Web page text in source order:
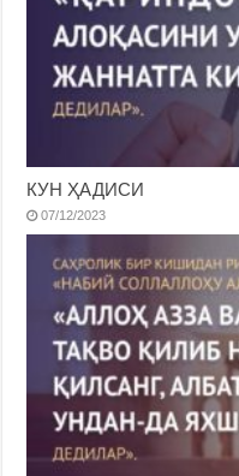
КУН ҲАДИСИ
07/12/2023